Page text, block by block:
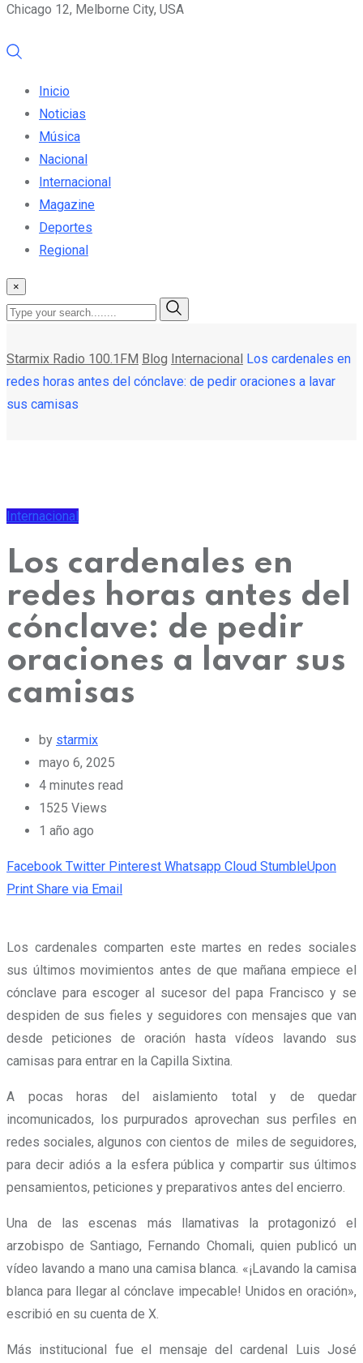
Chicago 12, Melborne City, USA
Inicio
Noticias
Música
Nacional
Internacional
Magazine
Deportes
Regional
×
Starmix Radio 100.1FM Blog Internacional Los cardenales en
redes horas antes del cónclave: de pedir oraciones a lavar
sus camisas
Internacional
Los cardenales en
redes horas antes del
cónclave: de pedir
oraciones a lavar sus
camisas
by starmix
mayo 6, 2025
4 minutes read
1525 Views
1 año ago
Facebook Twitter Pinterest Whatsapp Cloud StumbleUpon
Print Share via Email
Los cardenales comparten este martes en redes sociales
sus últimos movimientos antes de que mañana empiece el
cónclave para escoger al sucesor del papa Francisco y se
despiden de sus fieles y seguidores con mensajes que van
desde peticiones de oración hasta vídeos lavando sus
camisas para entrar en la Capilla Sixtina.
A pocas horas del aislamiento total y de quedar
incomunicados, los purpurados aprovechan sus perfiles en
redes sociales, algunos con cientos de miles de seguidores,
para decir adiós a la esfera pública y compartir sus últimos
pensamientos, peticiones y preparativos antes del encierro.
Una de las escenas más llamativas la protagonizó el
arzobispo de Santiago, Fernando Chomali, quien publicó un
vídeo lavando a mano una camisa blanca. «¡Lavando la camisa
blanca para llegar al cónclave impecable! Unidos en oración»,
escribió en su cuenta de X.
Más institucional fue el mensaje del cardenal Luis José